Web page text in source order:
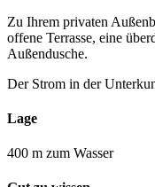
Zu Ihrem privaten
offene Terrasse, eine
Außendusche.
Der Strom in der
Lage
400 m zum Wasser